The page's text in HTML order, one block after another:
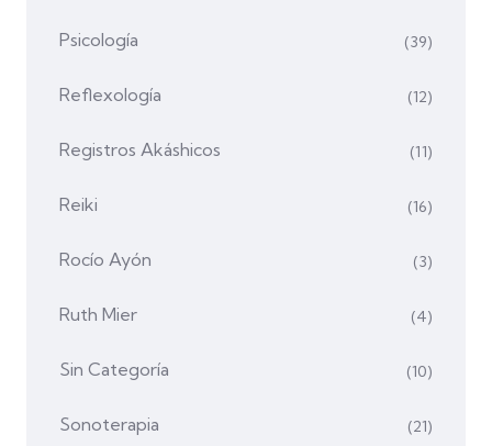
Psicología (39)
Reflexología (12)
Registros Akáshicos (11)
Reiki (16)
Rocío Ayón (3)
Ruth Mier (4)
Sin Categoría (10)
Sonoterapia (21)